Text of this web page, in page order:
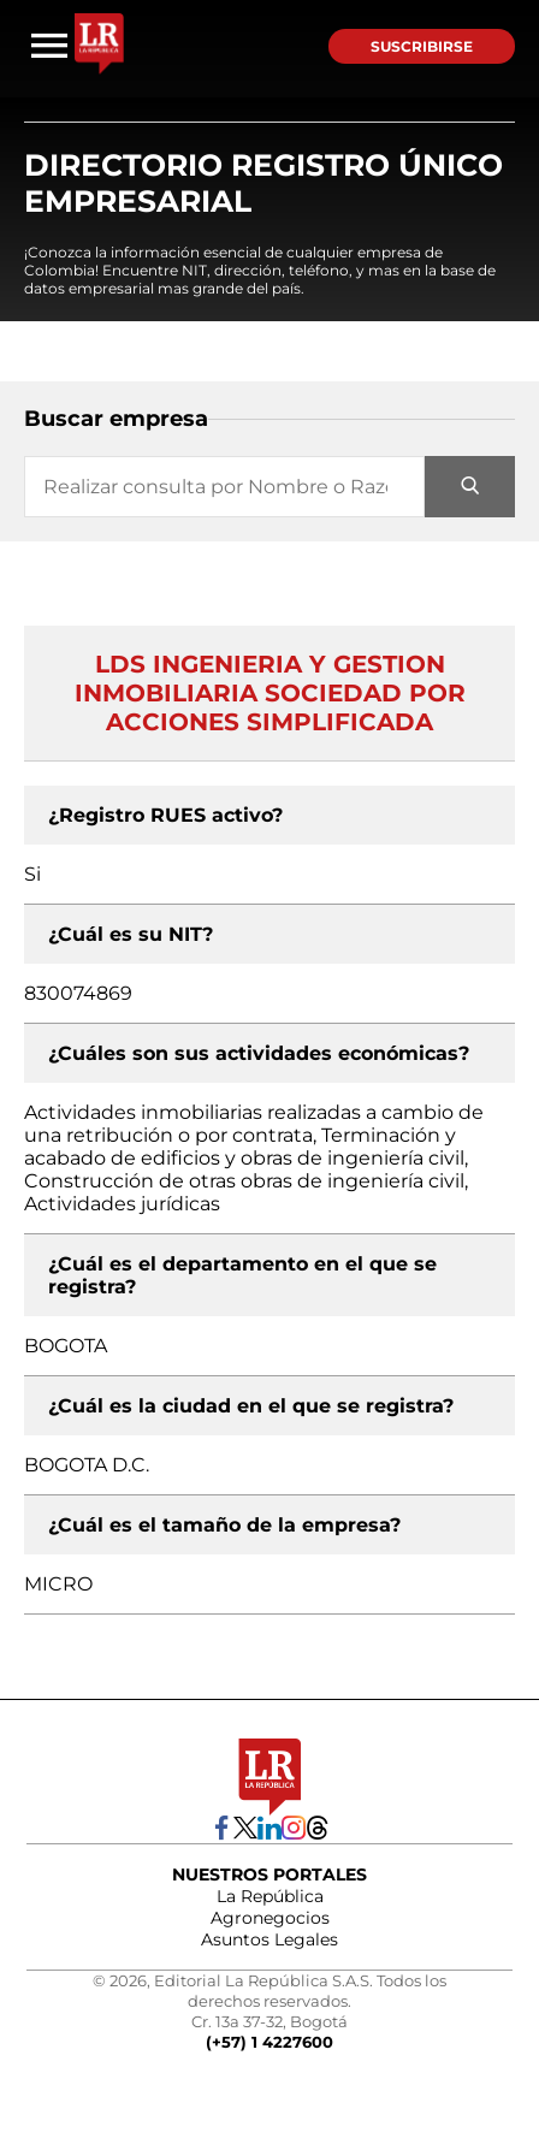
SUSCRIBIRSE
DIRECTORIO REGISTRO ÚNICO
EMPRESARIAL
¡Conozca la información esencial de cualquier empresa de
Colombia! Encuentre NIT, dirección, teléfono, y mas en la base de
datos empresarial mas grande del país.
Buscar empresa
LDS INGENIERIA Y GESTION
INMOBILIARIA SOCIEDAD POR
ACCIONES SIMPLIFICADA
¿Registro RUES activo?
Si
¿Cuál es su NIT?
830074869
¿Cuáles son sus actividades económicas?
Actividades inmobiliarias realizadas a cambio de
una retribución o por contrata, Terminación y
acabado de edificios y obras de ingeniería civil,
Construcción de otras obras de ingeniería civil,
Actividades jurídicas
¿Cuál es el departamento en el que se
registra?
BOGOTA
¿Cuál es la ciudad en el que se registra?
BOGOTA D.C.
¿Cuál es el tamaño de la empresa?
MICRO
NUESTROS PORTALES
La República
Agronegocios
Asuntos Legales
© 2026, Editorial La República S.A.S. Todos los
derechos reservados.
Cr. 13a 37-32, Bogotá
(+57) 1 4227600